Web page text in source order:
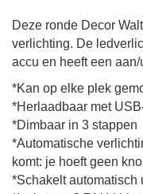
Deze ronde Decor
verlichting. De
accu en heeft een
*Kan op elke plek
*Herlaadbaar met
*Dimbaar in 3 stappen
*Automatische
komt: je hoeft geen
*Schakelt automatisch